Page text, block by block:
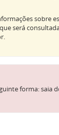
sobre
será
forma: saia